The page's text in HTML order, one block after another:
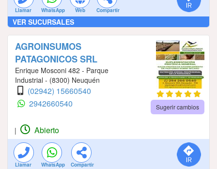
Llamar WhatsApp Web Compartir
VER SUCURSALES
AGROINSUMOS
PATAGONICOS SRL
Enrique Mosconi 482 - Parque
Industrial - (8300) Neuquén
(02942) 15660540
2942660540
Sugerir cambios
| Abierto
Llamar WhatsApp Compartir